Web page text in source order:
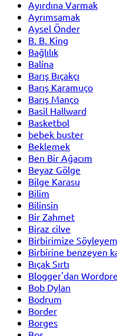
Ayırdına Varmak
Ayrımsamak
Aysel Önder
B. B. King
Bağlılık
Balina
Barış Bıçakçı
Barış Karamuço
Barış Manço
Basil Hallward
Basketbol
bebek buster
Beklemek
Ben Bir Ağacım
Beyaz Gölge
Bilge Karasu
Bilim
Bilinsin
Bir Zahmet
Biraz cilve
Birbirimize
Birbirine benzeyen
Bıçak Sırtı
Blogger'dan
Bob Dylan
Bodrum
Border
Borges